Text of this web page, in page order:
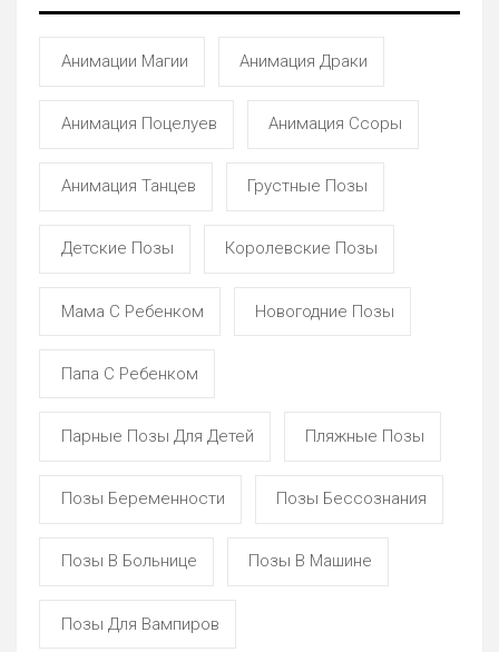
Анимации Магии Анимация Драки
Анимация Поцелуев Анимация Ссоры
Анимация Танцев Грустные Позы
Детские Позы Королевские Позы
Мама С Ребенком Новогодние Позы
Папа С Ребенком
Парные Позы Для Детей Пляжные Позы
Позы Беременности Позы Бессознания
Позы В Больнице Позы В Машине
Позы Для Вампиров